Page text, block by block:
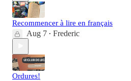
Recommencer à lire en français
Aug 7 • Frederic
Ordures!